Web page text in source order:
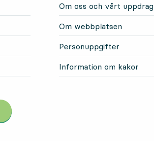
Om oss och vårt uppdrag
Om webbplatsen
Personuppgifter
Information om kakor